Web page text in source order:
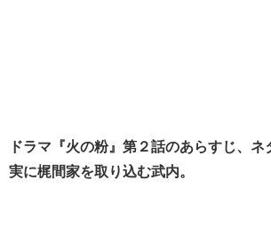
ドラマ『火の粉』第２話のあらすじ、
実に梶間家を取り込む武内。